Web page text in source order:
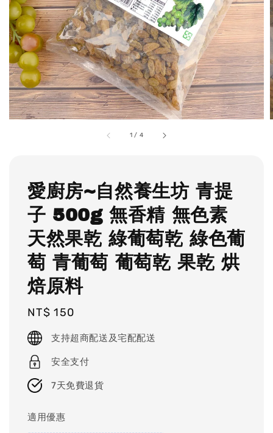
1 / 4
愛廚房~自然養生坊 青提
子 500g 無香精 無色素
天然果乾 綠葡萄乾 綠色葡
萄 青葡萄 葡萄乾 果乾 烘
焙原料
Regular
price
NT$ 150
支持超商配送及宅配配送
安全支付
7天免費退貨
適用優惠